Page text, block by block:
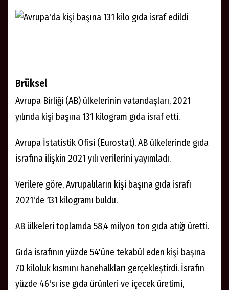
Brüksel
Avrupa Birliği (AB) ülkelerinin vatandaşları, 2021
yılında kişi başına 131 kilogram gıda israf etti.
Avrupa İstatistik Ofisi (Eurostat), AB ülkelerinde gıda
israfına ilişkin 2021 yılı verilerini yayımladı.
Verilere göre, Avrupalıların kişi başına gıda israfı
2021'de 131 kilogramı buldu.
AB ülkeleri toplamda 58,4 milyon ton gıda atığı üretti.
Gıda israfının yüzde 54'üne tekabül eden kişi başına
70 kiloluk kısmını hanehalkları gerçekleştirdi. İsrafın
yüzde 46'sı ise gıda ürünleri ve içecek üretimi,